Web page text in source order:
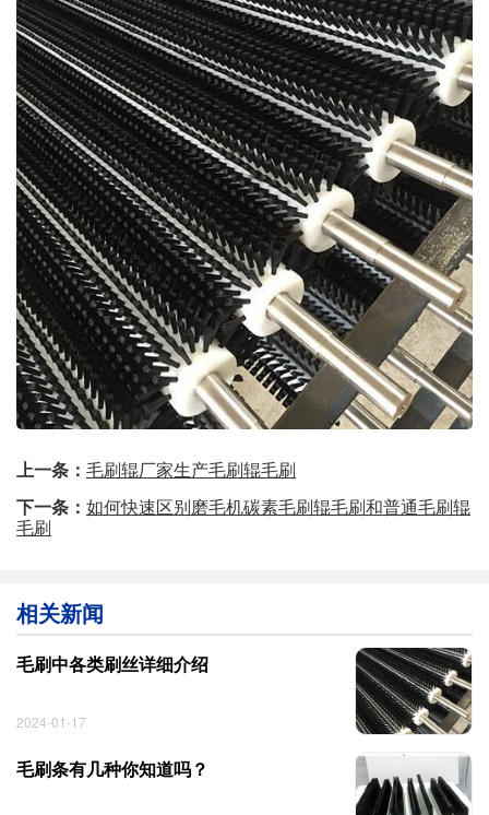
上一条： 毛刷辊厂家生产毛刷辊毛刷
下一条： 如何快速区别磨毛机碳素毛刷辊毛刷和普通毛刷辊
毛刷
相关新闻
毛刷中各类刷丝详细介绍
2024-01-17
毛刷条有几种你知道吗？